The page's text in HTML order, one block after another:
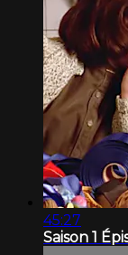
45:27
Saison 1